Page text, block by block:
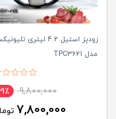
زودپز استیل 4.2 لیتری
مدل TPC3621
9,800,000
7,800,000